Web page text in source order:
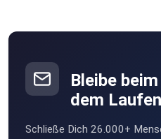
Bleibe
dem
Schließe Dich 26.000+